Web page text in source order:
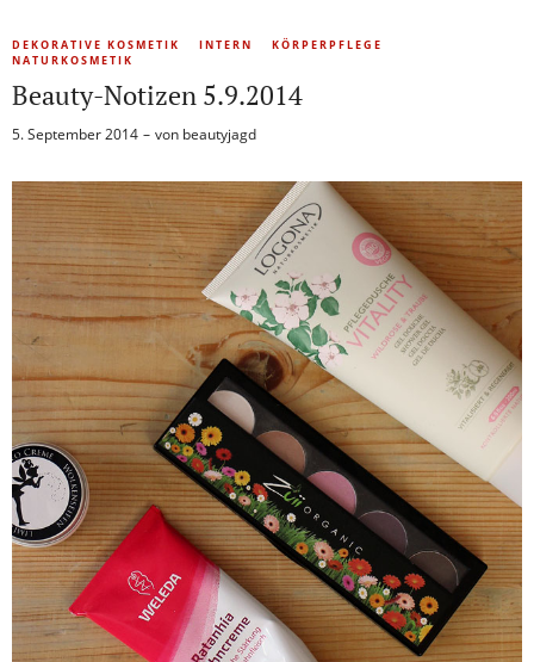
DEKORATIVE KOSMETIK INTERN
KÖRPERPFLEGE
NATURKOSMETIK
Beauty-Notizen 5.9.2014
5. September 2014 von beautyjagd